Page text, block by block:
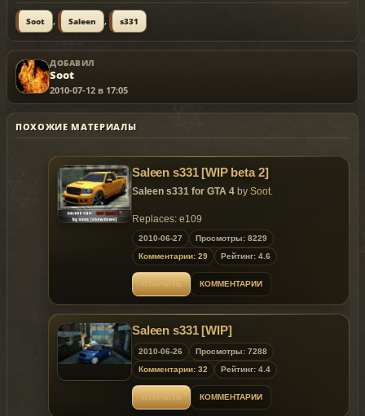
Soot , Saleen , s331
ДОБАВИЛ
Soot
2010-07-12 в 17:05
ПОХОЖИЕ МАТЕРИАЛЫ
Saleen s331 [WIP beta 2]
Saleen s331 for GTA 4 by Soot
Replaces: e109
~ EXCLUSIVE ~
2010-06-27
Просмотры: 8229
Комментарии: 29
Рейтинг: 4.6
КОММЕНТАРИИ
Saleen s331 [WIP]
2010-06-26
Просмотры: 7288
Комментарии: 32
Рейтинг: 4.4
КОММЕНТАРИИ